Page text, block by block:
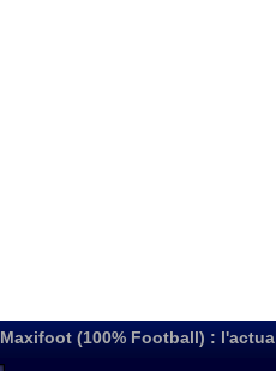
Maxifoot (100% Football) :